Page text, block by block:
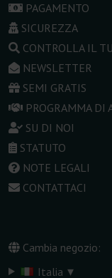
PAGAMENTO
SICUREZZA
CONTROLLA IL
NEWSLETTER
SEMI GRATIS
PROGRAMMA DI
SU DI NOI
STATUTO
NOTE LEGALI
CONTATTACI
Cambia negozio:
Italia ▾